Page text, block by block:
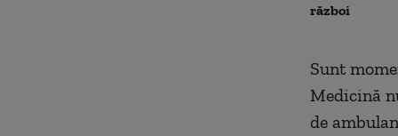
război
Sunt
Medicină
de